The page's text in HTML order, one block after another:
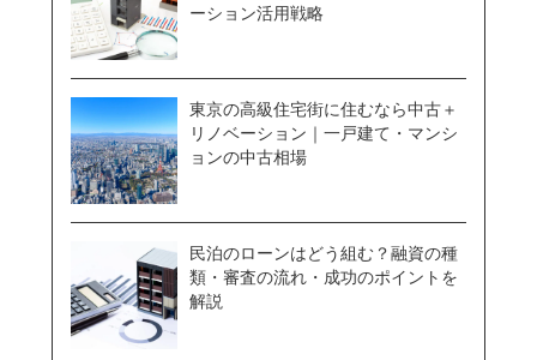
ーション活用戦略
東京の高級住宅街に住むなら中古＋
リノベーション｜一戸建て・マンシ
ョンの中古相場
民泊のローンはどう組む？融資の種
類・審査の流れ・成功のポイントを
解説